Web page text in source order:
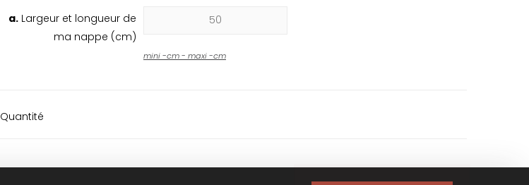
a. Largeur et longueur de
ma nappe (cm)
mini-cm - maxi-cm
Quantité